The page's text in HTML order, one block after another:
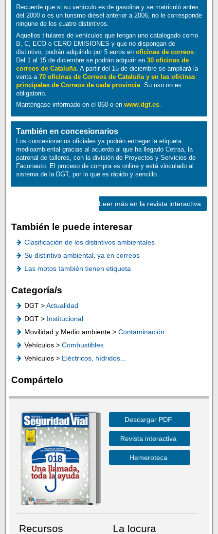
Recuerde que si su vehículo es de gasolina y se matriculó antes
del 2000 o es un turismo diésel anterior a 2006, no le corresponde
ninguno de los cuatro distintivos.
Aquellos titulares de vehículos que tengan uno catalogado como
B, C, ECO o CERO EMISIONES y que no dispongan de
distintivo, podrán adquirirlo por 5 euros en oficinas de correos.
Del 1 al 15 de diciembre se podrán adquirir en 30 oficinas de
correos de Cataluña. A partir del 15 de diciembre se ampliará la
venta a 70 oficinas de Correos de Cataluña y en las oficinas
principales de Correos de cada provincia. Su uso no es
obligatorio.
Manténgase informado en el 060 o en www.dgt.es.
También en concesionarios
Los concesionarios oficiales ya podrán entregar la etiqueta
medioambiental gracias al acuerdo al que ha llegado Cetraa, la
patronal de talleres, con la división de Proyectos y Servicios de
Faconauto. El proceso de compra es online y está vinculado al
sistema de la DGT, por lo que es rápido y sencillo.
Leer más en la revista interactiva
También le puede interesar
Clasificación de los distintivos ambientales
Su distintivo ambiental, ya en correos
Las motos también tienen etiqueta
Categoría/s
DGT >Actualidad
DGT > Institucional
Movilidad y Medio ambiente > Contaminación
Vehículos > Combustibles
Vehículos > Eléctricos, hídridos...
Compártelo
Descargar PDF
Revista interactiva
Hemeroteca
Recursos La locura